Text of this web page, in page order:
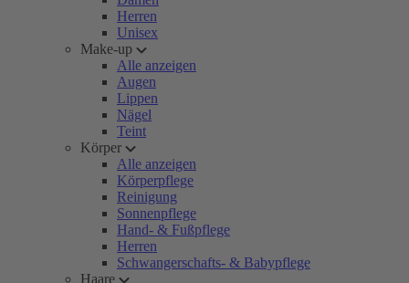
Herren
Unisex
Make-up
Alle anzeigen
Augen
Lippen
Nägel
Teint
Körper
Alle anzeigen
Körperpflege
Reinigung
Sonnenpflege
Hand- & Fußpflege
Herren
Schwangerschafts- & Babypflege
Haare